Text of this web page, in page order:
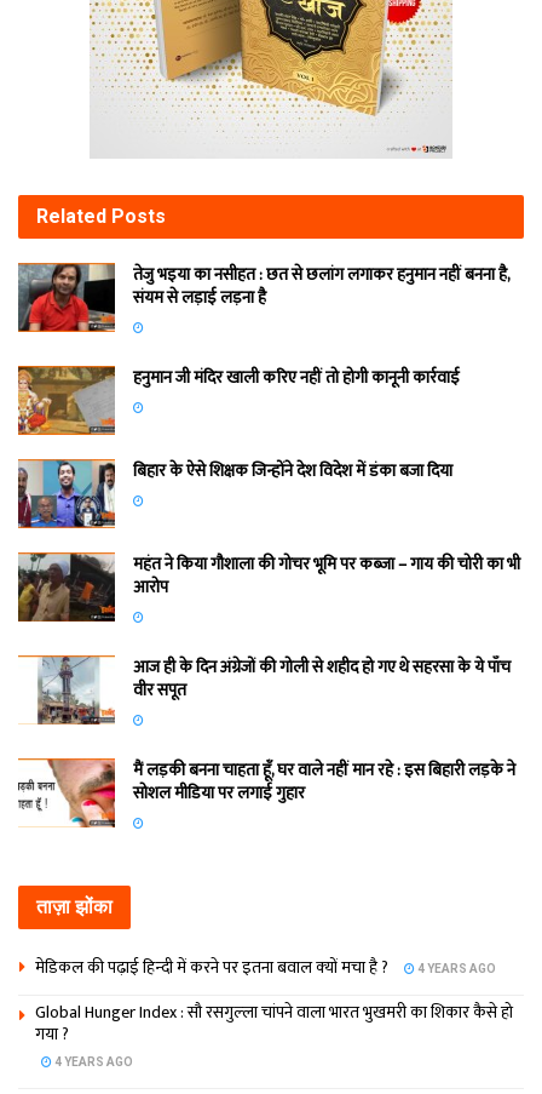
Related Posts
तेजु भइया का नसीहत : छत से छलांग लगाकर हनुमान नहीं बनना है,
संयम से लड़ाई लड़ना है
हनुमान जी मंदिर खाली करिए नहीं तो होगी कानूनी कार्रवाई
बिहार के ऐसे शिक्षक जिन्होंने देश विदेश में डंका बजा दिया
महंत ने किया गौशाला की गोचर भूमि पर कब्जा – गाय की चोरी का भी
आरोप
आज ही के दिन अंग्रेजों की गोली से शहीद हो गए थे सहरसा के ये पाँच
वीर सपूत
मैं लड़की बनना चाहता हूँ, घर वाले नहीं मान रहे : इस बिहारी लड़के ने
सोशल मीडिया पर लगाई गुहार
ताज़ा झोंका
मेडिकल की पढ़ाई हिन्‍दी में करने पर इतना बवाल क्‍यों मचा है ? 4 YEARS AGO
Global Hunger Index : सौ रसगुल्‍ला चांपने वाला भारत भुखमरी का शिकार कैसे हो
गया ?
4 YEARS AGO